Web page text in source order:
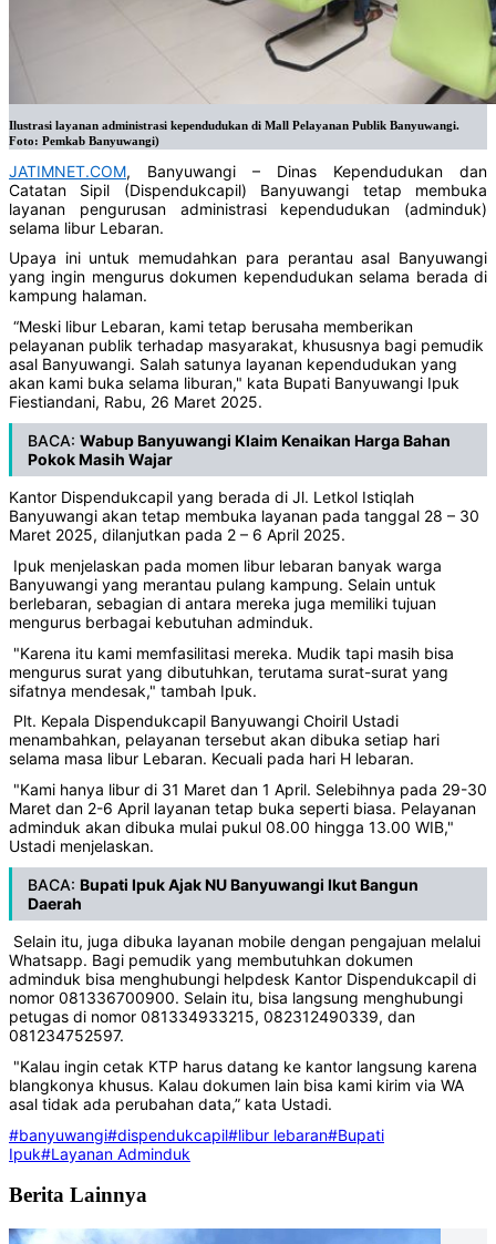
Ilustrasi layanan administrasi kependudukan di Mall Pelayanan Publik Banyuwangi.
Foto: Pemkab Banyuwangi)
JATIMNET.COM, Banyuwangi – Dinas Kependudukan dan
Catatan Sipil (Dispendukcapil) Banyuwangi tetap membuka
layanan pengurusan administrasi kependudukan (adminduk)
selama libur Lebaran.
Upaya ini untuk memudahkan para perantau asal Banyuwangi
yang ingin mengurus dokumen kependudukan selama berada di
kampung halaman.
“Meski libur Lebaran, kami tetap berusaha memberikan
pelayanan publik terhadap masyarakat, khususnya bagi pemudik
asal Banyuwangi. Salah satunya layanan kependudukan yang
akan kami buka selama liburan," kata Bupati Banyuwangi Ipuk
Fiestiandani, Rabu, 26 Maret 2025.
BACA: Wabup Banyuwangi Klaim Kenaikan Harga Bahan
Pokok Masih Wajar
Kantor Dispendukcapil yang berada di Jl. Letkol Istiqlah
Banyuwangi akan tetap membuka layanan pada tanggal 28 – 30
Maret 2025, dilanjutkan pada 2 – 6 April 2025.
Ipuk menjelaskan pada momen libur lebaran banyak warga
Banyuwangi yang merantau pulang kampung. Selain untuk
berlebaran, sebagian di antara mereka juga memiliki tujuan
mengurus berbagai kebutuhan adminduk.
"Karena itu kami memfasilitasi mereka. Mudik tapi masih bisa
mengurus surat yang dibutuhkan, terutama surat-surat yang
sifatnya mendesak," tambah Ipuk.
Plt. Kepala Dispendukcapil Banyuwangi Choiril Ustadi
menambahkan, pelayanan tersebut akan dibuka setiap hari
selama masa libur Lebaran. Kecuali pada hari H lebaran.
"Kami hanya libur di 31 Maret dan 1 April. Selebihnya pada 29-30
Maret dan 2-6 April layanan tetap buka seperti biasa. Pelayanan
adminduk akan dibuka mulai pukul 08.00 hingga 13.00 WIB,"
Ustadi menjelaskan.
BACA: Bupati Ipuk Ajak NU Banyuwangi Ikut Bangun
Daerah
Selain itu, juga dibuka layanan mobile dengan pengajuan melalui
Whatsapp. Bagi pemudik yang membutuhkan dokumen
adminduk bisa menghubungi helpdesk Kantor Dispendukcapil di
nomor 081336700900. Selain itu, bisa langsung menghubungi
petugas di nomor 081334933215, 082312490339, dan
081234752597.
"Kalau ingin cetak KTP harus datang ke kantor langsung karena
blangkonya khusus. Kalau dokumen lain bisa kami kirim via WA
asal tidak ada perubahan data,” kata Ustadi.
#banyuwangi#dispendukcapil#libur lebaran#Bupati
Ipuk#Layanan Adminduk
Berita Lainnya